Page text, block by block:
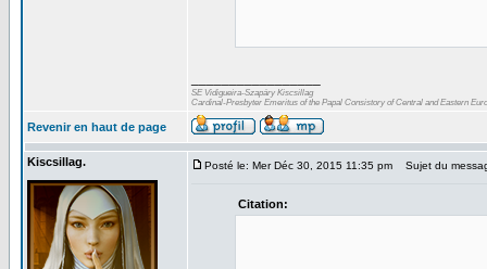
SE Vidigueira-Szapáry Kiscsillag
Cardinal-Presbyter Emeritus of the Papal Consistory of Central and Eastern
Revenir en haut de page
Kiscsillag. Posté le: Mer Déc 30, 2015 11:35 pm Sujet du
Citation: